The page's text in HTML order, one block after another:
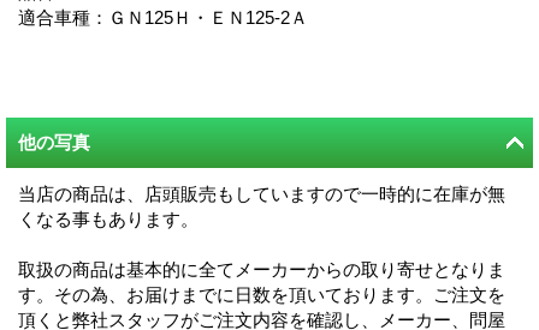
適合車種：ＧＮ125Ｈ・ＥＮ125-2Ａ
他の写真
当店の商品は、店頭販売もしていますので一時的に在庫が無
くなる事もあります。
取扱の商品は基本的に全てメーカーからの取り寄せとなりま
す。その為、お届けまでに日数を頂いております。ご注文を
頂くと弊社スタッフがご注文内容を確認し、メーカー、問屋